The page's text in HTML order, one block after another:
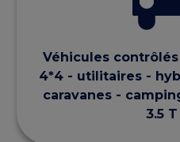
Véhicules
4*4 - utilitaires -
caravanes -
3.5